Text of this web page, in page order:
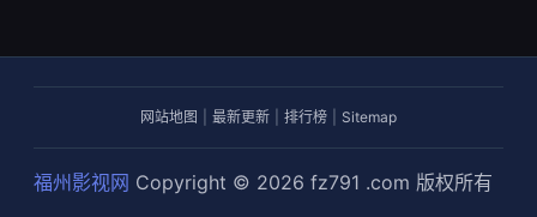
网站地图 最新更新 排行榜 Sitemap
福州影视网 Copyright © 2026 fz791 .com 版权所有